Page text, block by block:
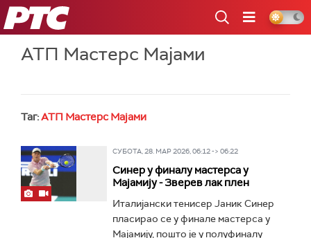
РТС
АТП Мастерс Мајами
Таг:АТП Мастерс Мајами
СУБОТА, 28. МАР 2026, 06:12 -> 06:22
Синер у финалу мастерса у
Мајамију - Зверев лак плен
Италијански тенисер Јаник Синер
пласирао се у финале мастерса у
Мајамију, пошто је у полуфиналу